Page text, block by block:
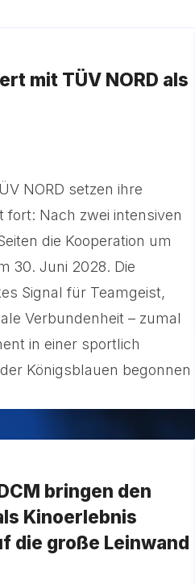
mit TÜV NORD als
NORD setzen ihre
Nach zwei intensiven
die Kooperation um
30. Juni 2028. Die
Signal für Teamgeist,
Verbundenheit – zumal
in einer sportlich
Königsblauen begonnen
bringen den
Kinoerlebnis
die große Leinwand